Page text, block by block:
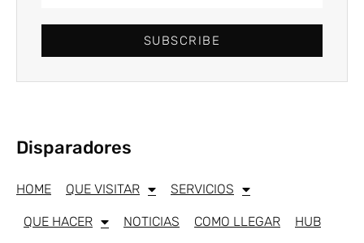
SUBSCRIBE
Disparadores
HOME QUE VISITAR SERVICIOS
QUE HACER NOTICIAS COMO LLEGAR HUB